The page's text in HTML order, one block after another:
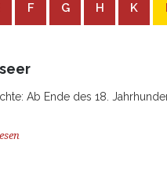
F G H K
Ab Ende des 18.